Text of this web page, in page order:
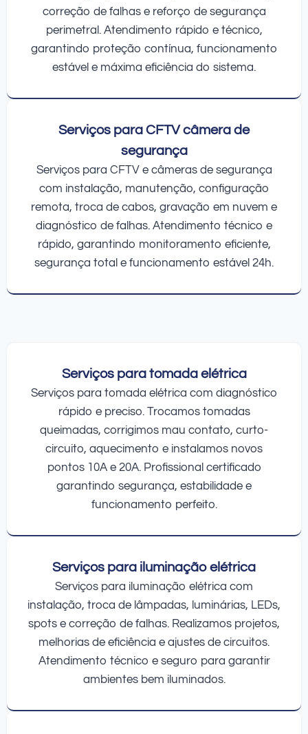
correção de falhas e reforço de segurança
perimetral. Atendimento rápido e técnico,
garantindo proteção contínua, funcionamento
estável e máxima eficiência do sistema.
Serviços para CFTV câmera de
segurança
Serviços para CFTV e câmeras de segurança
com instalação, manutenção, configuração
remota, troca de cabos, gravação em nuvem e
diagnóstico de falhas. Atendimento técnico e
rápido, garantindo monitoramento eficiente,
segurança total e funcionamento estável 24h.
Serviços para tomada elétrica
Serviços para tomada elétrica com diagnóstico
rápido e preciso. Trocamos tomadas
queimadas, corrigimos mau contato, curto-
circuito, aquecimento e instalamos novos
pontos 10A e 20A. Profissional certificado
garantindo segurança, estabilidade e
funcionamento perfeito.
Serviços para iluminação elétrica
Serviços para iluminação elétrica com
instalação, troca de lâmpadas, luminárias, LEDs,
spots e correção de falhas. Realizamos projetos,
melhorias de eficiência e ajustes de circuitos.
Atendimento técnico e seguro para garantir
ambientes bem iluminados.